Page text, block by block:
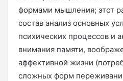
формами мышления; этот
состав анализ основных
психических процессов и
внимания памяти,
аффективной жизни
сложных форм